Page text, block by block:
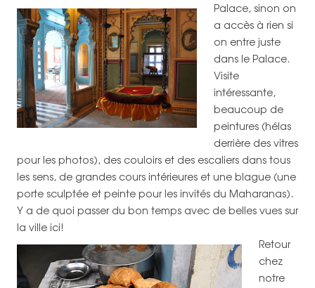
Palace, sinon on
a accès à rien si
on entre juste
dans le Palace.
Visite
intéressante,
beaucoup de
peintures (hélas
derrière des vitres
pour les photos), des couloirs et des escaliers dans tous
les sens, de grandes cours intérieures et une blague (une
porte sculptée et peinte pour les invités du Maharanas).
Y a de quoi passer du bon temps avec de belles vues sur
la ville ici!
Retour
chez
notre